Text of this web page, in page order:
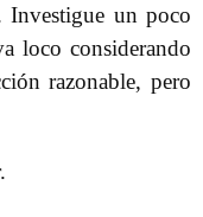
Investigue un poco
loco considerando
razonable, pero